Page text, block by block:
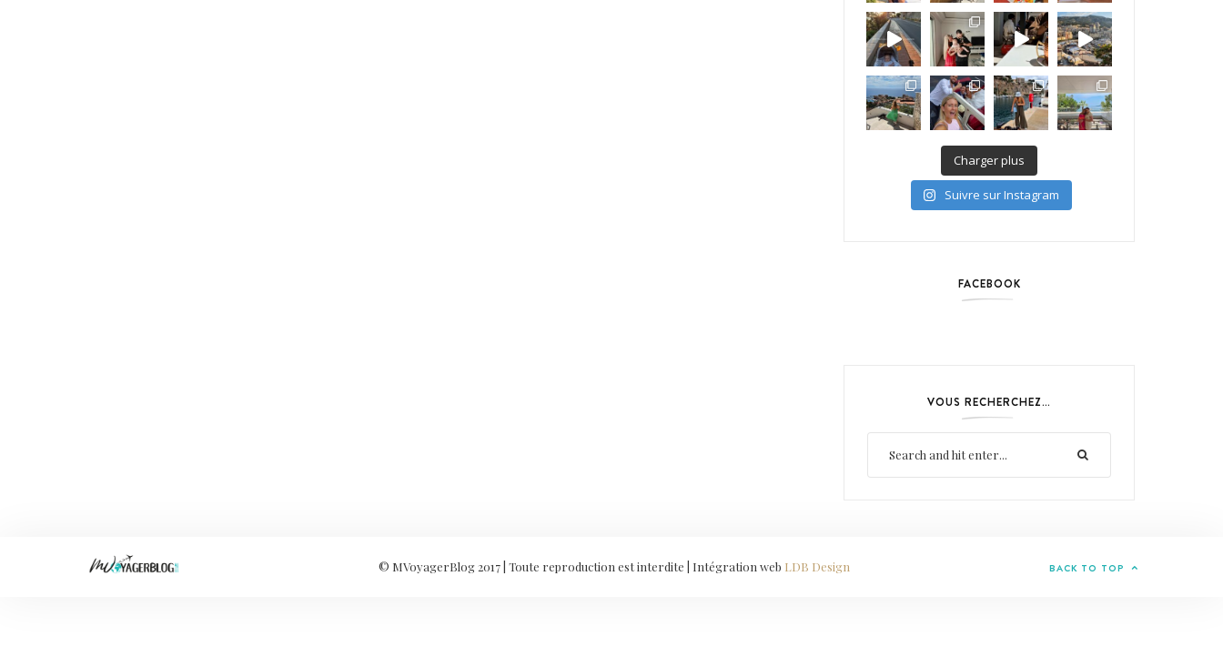
Charger plus
Suivre sur Instagram
FACEBOOK
VOUS RECHERCHEZ…
© MVoyagerBlog 2017 | Toute reproduction est interdite | Intégration web LDB Design BACK TO TOP